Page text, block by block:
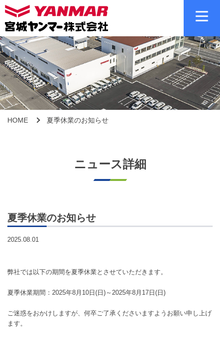
HOME 夏季休業のお知らせ
ニュース詳細
夏季休業のお知らせ
2025.08.01
弊社では以下の期間を夏季休業とさせていただきます。
夏季休業期間：2025年8月10日(日)～2025年8月17日(日)
ご迷惑をおかけしますが、何卒ご了承くださいますようお願い申し上げ
ます。